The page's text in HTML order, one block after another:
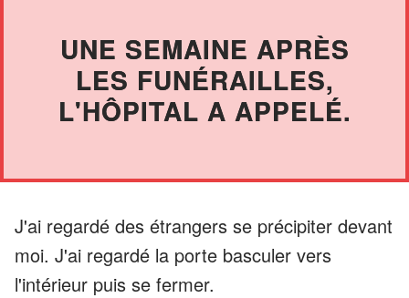
UNE SEMAINE APRÈS
LES FUNÉRAILLES,
L'HÔPITAL A APPELÉ.
J'ai regardé des étrangers se précipiter devant
moi. J'ai regardé la porte basculer vers
l'intérieur puis se fermer.